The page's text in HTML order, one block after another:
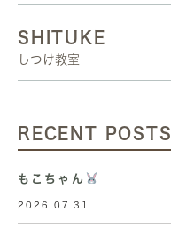
SHITUKE
しつけ教室
RECENT POSTS
もこちゃん
2026.07.31